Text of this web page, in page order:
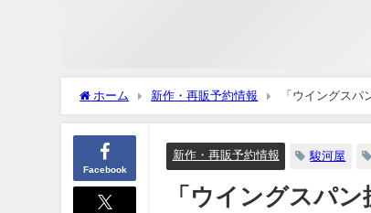
ホーム 新作・再販予約情報
「ウイングス
ショップ紹介！
Facebook
新作・再販予約情報 駿河屋
「ウイングスパ